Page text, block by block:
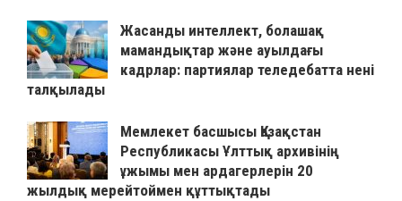
Жасанды интеллект, болашақ
мамандықтар және ауылдағы
кадрлар: партиялар теледебатта нені
талқылады
Мемлекет басшысы Қазақстан
Республикасы Ұлттық архивінің
ұжымы мен ардагерлерін 20
жылдық мерейтоймен құттықтады